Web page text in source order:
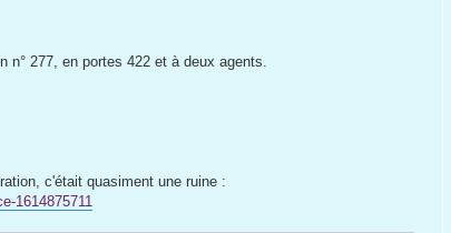
n° 277, en portes 422 et à deux agents.
c'était quasiment une ruine :
1614875711